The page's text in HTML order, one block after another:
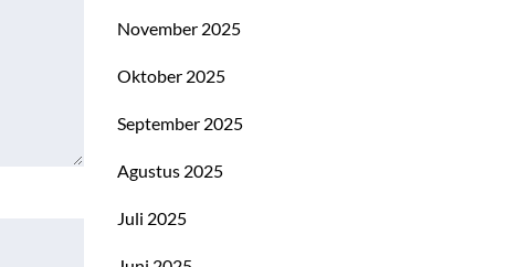
November 2025
Oktober 2025
September 2025
Agustus 2025
Juli 2025